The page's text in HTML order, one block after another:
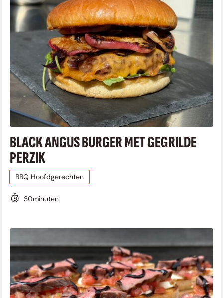
BLACK ANGUS BURGER MET GEGRILDE
PERZIK
BBQ Hoofdgerechten
30minuten